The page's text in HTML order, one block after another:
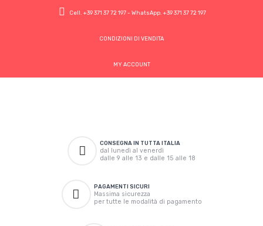
Cell. +39 371 37 72 197- WhatsApp. +39 371 37 72 197
CONDIZIONI DI VENDITA
MY ACCOUNT
CONSEGNA IN TUTTA ITALIA
dal lunedì al venerdì
dalle 9 alle 13 e dalle 15 alle 18
PAGAMENTI SICURI
Massima sicurezza
per tutte le modalità di pagamento